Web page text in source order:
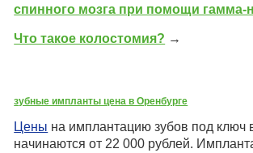
спинного мозга при помощи гамма-
Что такое колостомия? →
зубные импланты цена в Оренбурге
Цены на имплантацию зубов под ключ
начинаются от 22 000 рублей.